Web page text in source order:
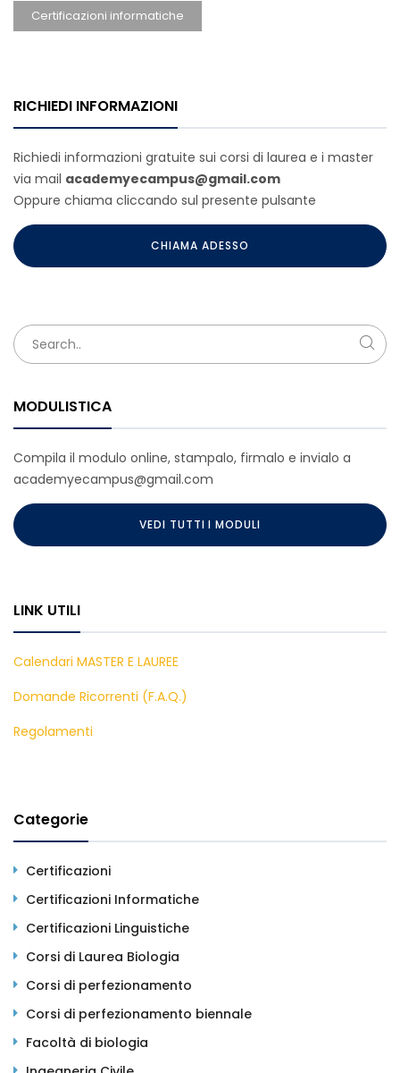
Certificazioni informatiche
RICHIEDI INFORMAZIONI
Richiedi informazioni gratuite sui corsi di laurea e i master
via mail academyecampus@gmail.com
Oppure chiama cliccando sul presente pulsante
CHIAMA ADESSO
MODULISTICA
Compila il modulo online, stampalo, firmalo e invialo a
academyecampus@gmail.com
VEDI TUTTI I MODULI
LINK UTILI
Calendari MASTER E LAUREE
Domande Ricorrenti (F.A.Q.)
Regolamenti
Categorie
Certificazioni
Certificazioni Informatiche
Certificazioni Linguistiche
Corsi di Laurea Biologia
Corsi di perfezionamento
Corsi di perfezionamento biennale
Facoltà di biologia